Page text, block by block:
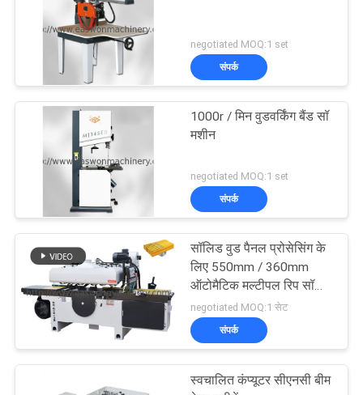
negotiated MOQ:1 set
संपर्क
1000r / मिन वुडवर्किंग बैंड सॉ
मशीन
negotiated MOQ:1 set
संपर्क
सॉलिड वुड पैनल प्रोसेसिंग के
लिए 550mm / 360mm
ऑटोमैटिक मल्टीपल रिप सॉ
मशीन
negotiated MOQ:1 सेट
संपर्क
स्वचालित कंप्यूटर सीएनसी बीम